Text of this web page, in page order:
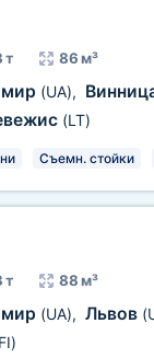
т 86 м³
(UA),
(LT)
Съемн. стойки
т 88 м³
(UA), Львов